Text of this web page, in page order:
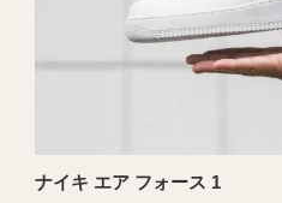
ナイキ エア フォース 1